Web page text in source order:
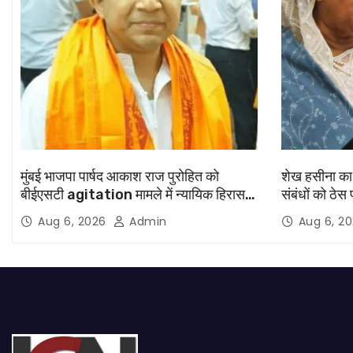
मुंबई भाजपा पार्षद आकाश राज पुरोहित को
बीईएसटी agitation मामले में न्यायिक हिरासत
में भेजा गया
Aug 6, 2026 Admin
शेख हसीना
संबंधों को ठेस
‘बांग्लादेश
Aug 6,